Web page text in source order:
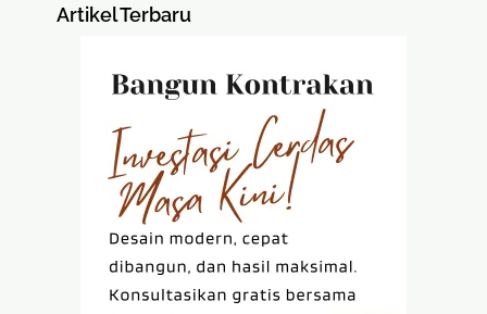
Artikel Terbaru